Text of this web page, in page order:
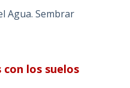
Agua. Sembrar
los suelos